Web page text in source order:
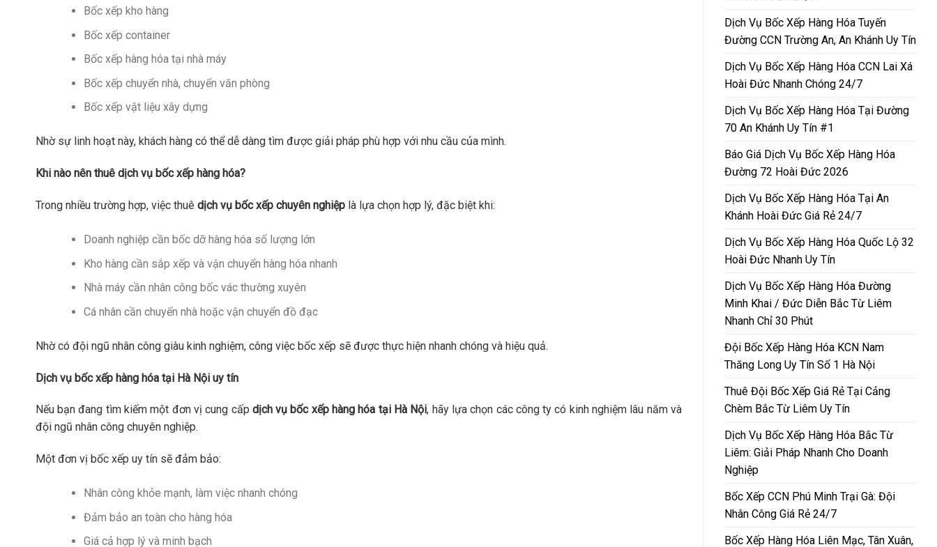
Bốc xếp kho hàng
Bốc xếp container
Bốc xếp hàng hóa tại nhà máy
Bốc xếp chuyển nhà, chuyển văn phòng
Bốc xếp vật liệu xây dựng
Nhờ sự linh hoạt này, khách hàng có thể dễ dàng tìm được giải pháp phù hợp với nhu cầu của mình.
Khi nào nên thuê dịch vụ bốc xếp hàng hóa?
Trong nhiều trường hợp, việc thuê dịch vụ bốc xếp chuyên nghiệplà lựa chọn hợp lý, đặc biệt khi:
Doanh nghiệp cần bốc dỡ hàng hóa số lượng lớn
Kho hàng cần sắp xếp và vận chuyển hàng hóa nhanh
Nhà máy cần nhân công bốc vác thường xuyên
Cá nhân cần chuyển nhà hoặc vận chuyển đồ đạc
Nhờ có đội ngũ nhân công giàu kinh nghiệm, công việc bốc xếp sẽ được thực hiện nhanh chóng và hiệu quả.
Dịch vụ bốc xếp hàng hóa tại Hà Nội uy tín
Nếu bạn đang tìm kiếm một đơn vị cung cấp dịch vụ bốc xếp hàng hóa tại Hà Nội, hãy lựa chọn các công ty có kinh nghiệm lâu năm và
đội ngũ nhân công chuyên nghiệp.
Một đơn vị bốc xếp uy tín sẽ đảm bảo:
Nhân công khỏe mạnh, làm việc nhanh chóng
Đảm bảo an toàn cho hàng hóa
Giá cả hợp lý và minh bạch
Dịch Vụ Bốc Xếp Hàng Hóa Tuyến
Đường CCN Trường An, An Khánh Uy Tín
Dịch Vụ Bốc Xếp Hàng Hóa CCN Lai Xá
Hoài Đức Nhanh Chóng 24/7
Dịch Vụ Bốc Xếp Hàng Hóa Tại Đường
70 An Khánh Uy Tín #1
Báo Giá Dịch Vụ Bốc Xếp Hàng Hóa
Đường 72 Hoài Đức 2026
Dịch Vụ Bốc Xếp Hàng Hóa Tại An
Khánh Hoài Đức Giá Rẻ 24/7
Dịch Vụ Bốc Xếp Hàng Hóa Quốc Lộ 32
Hoài Đức Nhanh Uy Tín
Dịch Vụ Bốc Xếp Hàng Hóa Đường
Minh Khai / Đức Diễn Bắc Từ Liêm
Nhanh Chỉ 30 Phút
Đội Bốc Xếp Hàng Hóa KCN Nam
Thăng Long Uy Tín Số 1 Hà Nội
Thuê Đội Bốc Xếp Giá Rẻ Tại Cảng
Chèm Bắc Từ Liêm Uy Tín
Dịch Vụ Bốc Xếp Hàng Hóa Bắc Từ
Liêm: Giải Pháp Nhanh Cho Doanh
Nghiệp
Bốc Xếp CCN Phú Minh Trại Gà: Đội
Nhân Công Giá Rẻ 24/7
Bốc Xếp Hàng Hóa Liên Mạc, Tân Xuân,